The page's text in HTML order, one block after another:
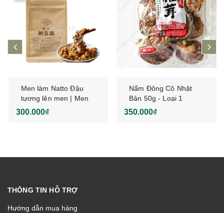
Men làm Natto Đậu
tương lên men | Men
Bacillus Natto
300.000₫
Nấm Đông Cô Nhật
Bản 50g - Loại 1
350.000₫
prev
THÔNG TIN HỖ TRỢ
Hướng dẫn mua hàng